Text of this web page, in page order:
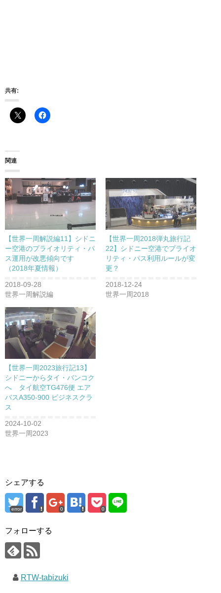
共有:
関連
【世界一周解説編11】シドニ
ー空港のプライオリティ・パ
ス運用が改悪傾向です
（2018年夏情報）
2018-09-28
世界一周解説編
【世界一周2018弾丸旅行記
22】シドニー空港でプライオ
リティ・パス利用ルールが変
更？
2018-12-24
世界一周2018
【世界一周2023旅行記13】
シドニーからタイ・バンコク
へ タイ航空TG476便 エア
バスA350-900 ビジネスクラ
ス
2024-10-02
世界一周2023
シェアする
error 0 0
フォローする
RTW-tabizuki